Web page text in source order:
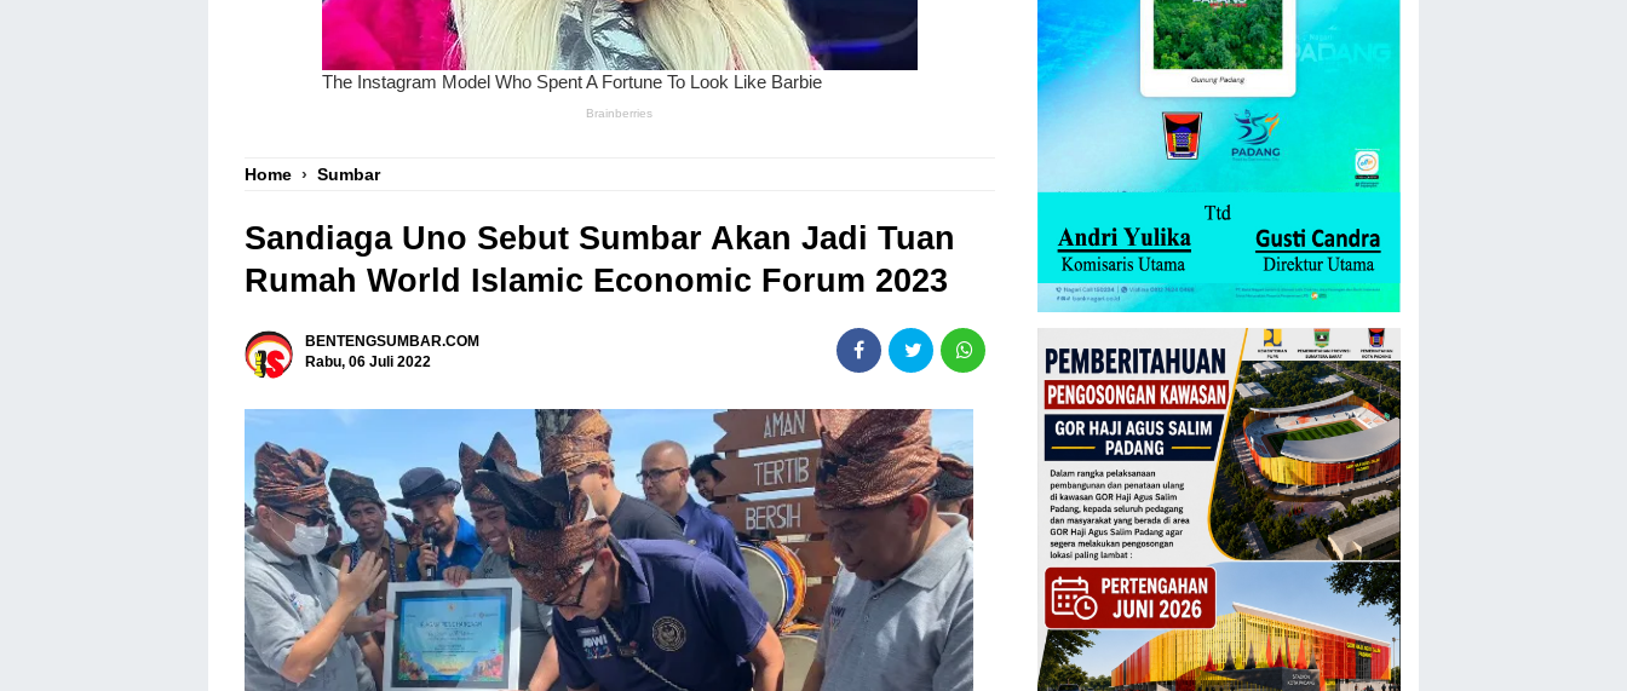
Home › Sumbar
Sandiaga Uno Sebut Sumbar Akan Jadi Tuan
Rumah World Islamic Economic Forum 2023
BENTENGSUMBAR.COM
Rabu, 06 Juli 2022